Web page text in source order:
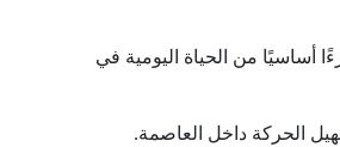
أساسيًا من الحياة اليومية في
الحركة داخل العاصمة.